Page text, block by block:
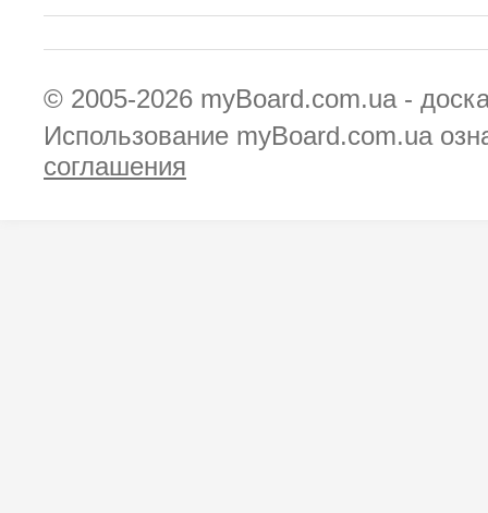
© 2005-2026 myBoard.com.ua -
Использование myBoard.com.ua
соглашения